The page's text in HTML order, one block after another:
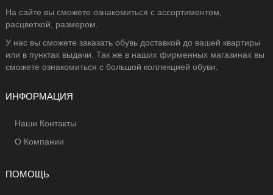
На сайте вы сможете ознакомиться с ассортиментом,
расцветкой, размером.
У нас вы сможете заказать обувь доставкой до вашей квартиры
или в пунктах выдачи. Так же в наших фирменных магазинах вы
сможете ознакомиться с большой коллекцией обуви.
ИНФОРМАЦИЯ
Наши Контакты
О Компании
ПОМОЩЬ